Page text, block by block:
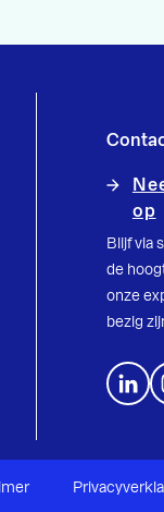
op
Blijf via
de
onze
bezig